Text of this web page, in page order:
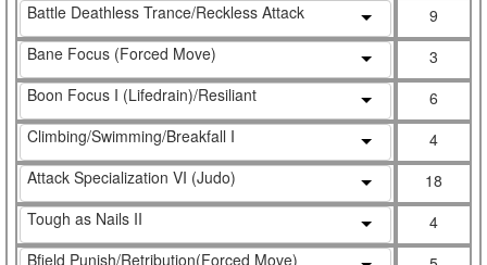
Battle Deathless Trance/Reckless Attack
9
Bane Focus (Forced Move)
3
Boon Focus I (Lifedrain)/Resiliant
6
Climbing/Swimming/Breakfall I
4
Attack Specialization VI (Judo)
18
Tough as Nails II
4
Bfield Punish/Retribution(Forced Move)